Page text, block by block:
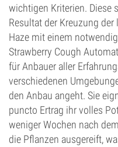
wichtigen Kriterien. Diese
Resultat der Kreuzung
Haze mit einem
Strawberry Cough
für Anbauer aller
verschiedenen
den Anbau angeht. Sie
puncto Ertrag ihr volles
weniger Wochen nach
die Pflanzen ausgereift,